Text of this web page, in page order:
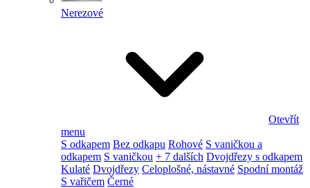
Nerezové
Otevřít
menu
S odkapem Bez odkapu Rohové S vaničkou a
odkapem S vaničkou + 7 dalších Dvojdřezy s odkapem
Kulaté Dvojdřezy Celoplošné, nástavné Spodní montáž
S vařičem Černé